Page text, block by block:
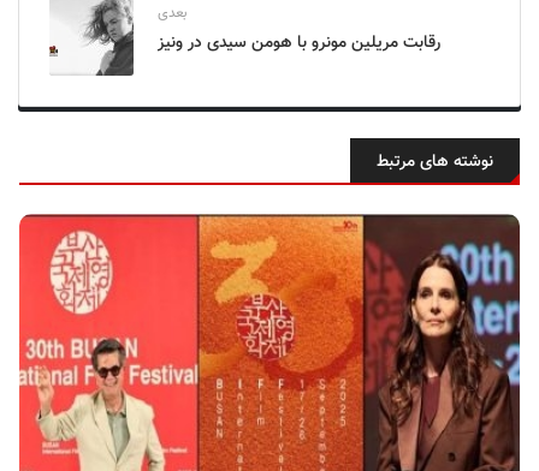
بعدی
رقابت مریلین مونرو با هومن سیدی در ونیز
نوشته های مرتبط